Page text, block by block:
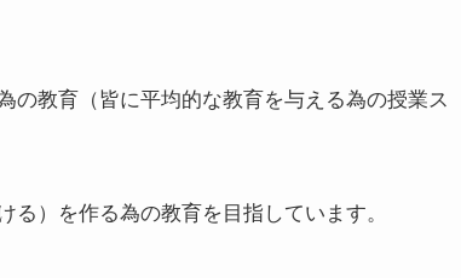
の教育（皆に平均的な教育を与える為の授業ス
）を作る為の教育を目指しています。